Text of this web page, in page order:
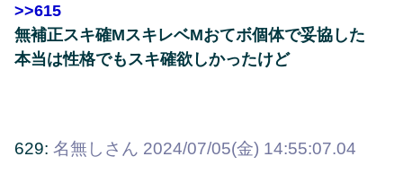
>>615
無補正スキ確MスキレベMおてボ個体で妥協した
本当は性格でもスキ確欲しかったけど
629: 名無しさん 2024/07/05(金) 14:55:07.04